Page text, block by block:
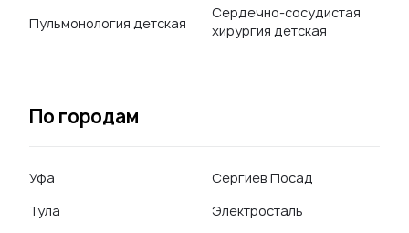
Пульмонология детская
Сердечно-сосудистая
хирургия детская
По городам
Уфа
Тула
Сергиев Посад
Электросталь